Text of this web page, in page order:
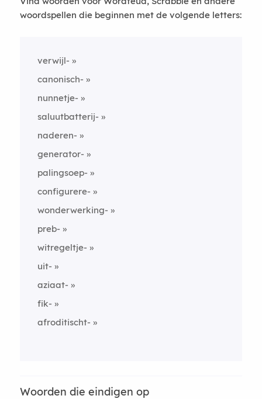
woordspellen die beginnen met de volgende letters:
verwijl-
canonisch-
nunnetje-
saluutbatterij-
naderen-
generator-
palingsoep-
configurere-
wonderwerking-
preb-
witregeltje-
uit-
aziaat-
fik-
afroditischt-
Woorden die eindigen op